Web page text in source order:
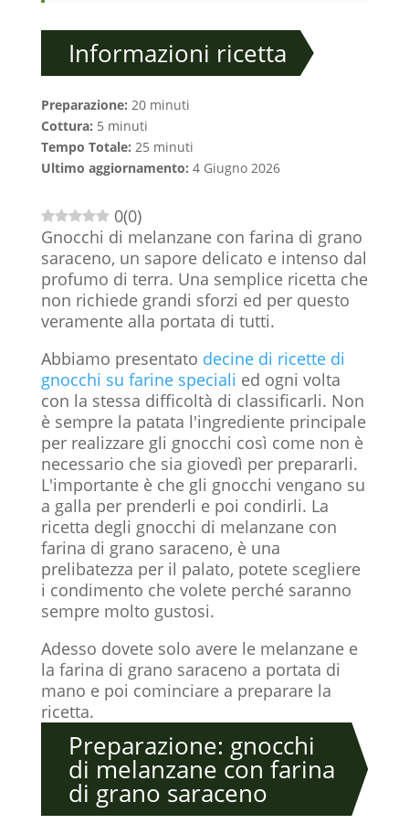
Informazioni ricetta
Preparazione: 20 minuti
Cottura: 5 minuti
Tempo Totale: 25 minuti
Ultimo aggiornamento: 4 Giugno 2026
0(0)
Gnocchi di melanzane con farina di grano
saraceno, un sapore delicato e intenso dal
profumo di terra. Una semplice ricetta che
non richiede grandi sforzi ed per questo
veramente alla portata di tutti.
Abbiamo presentato decine di ricette di
gnocchi su farine speciali ed ogni volta
con la stessa difficoltà di classificarli. Non
è sempre la patata l'ingrediente principale
per realizzare gli gnocchi così come non è
necessario che sia giovedì per prepararli.
L'importante è che gli gnocchi vengano su
a galla per prenderli e poi condirli. La
ricetta degli gnocchi di melanzane con
farina di grano saraceno, è una
prelibatezza per il palato, potete scegliere
i condimento che volete perché saranno
sempre molto gustosi.
Adesso dovete solo avere le melanzane e
la farina di grano saraceno a portata di
mano e poi cominciare a preparare la
ricetta.
Preparazione: gnocchi
di melanzane con farina
di grano saraceno